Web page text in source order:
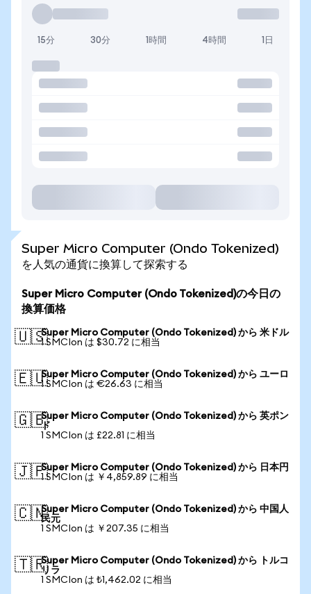
15分 30分 1時間 4時間 1日
Super Micro Computer (Ondo Tokenized)
を人気の通貨に換算して探索する
Super Micro Computer (Ondo Tokenized)の今日の
換算価格
🇺🇸Super Micro Computer (Ondo Tokenized) から 米ドル
1 SMCIon は $30.72 に相当
🇪🇺Super Micro Computer (Ondo Tokenized) から ユーロ
1 SMCIon は €26.63 に相当
🇬🇧Super Micro Computer (Ondo Tokenized) から 英ポン
ド
1 SMCIon は £22.81 に相当
🇯🇵Super Micro Computer (Ondo Tokenized) から 日本円
1 SMCIon は ￥4,859.89 に相当
🇨🇳Super Micro Computer (Ondo Tokenized) から 中国人
民元
1 SMCIon は ￥207.35 に相当
🇹🇷Super Micro Computer (Ondo Tokenized) から トルコ
リラ
1 SMCIon は ₺1,462.02 に相当